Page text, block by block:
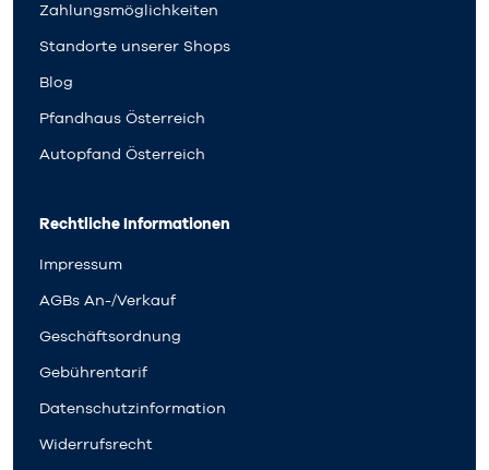
Zahlungsmöglichkeiten
Standorte unserer Shops
Blog
Pfandhaus Österreich
Autopfand Österreich
Rechtliche Informationen
Impressum
AGBs An-/Verkauf
Geschäftsordnung
Gebührentarif
Datenschutzinformation
Widerrufsrecht